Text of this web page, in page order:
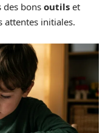
des bons outils et
attentes initiales.